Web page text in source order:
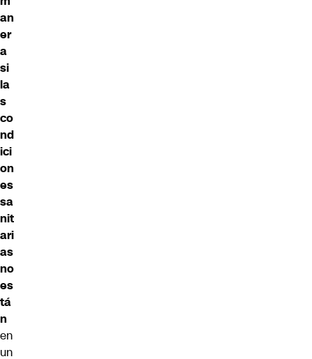
an
er
a
si
la
s
co
nd
ici
on
es
sa
nit
ari
as
no
es
tá
n
en
un